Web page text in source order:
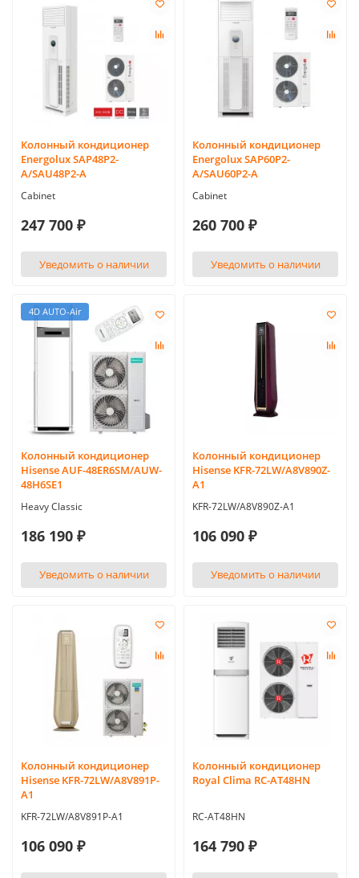
Колонный кондиционер
Energolux SAP48P2-
A/SAU48P2-A
Cabinet
247 700 ₽
Уведомить о наличии
Колонный кондиционер
Energolux SAP60P2-
A/SAU60P2-A
Cabinet
260 700 ₽
Уведомить о наличии
4D AUTO-Air
Колонный кондиционер
Hisense AUF-48ER6SM/AUW-
48H6SE1
Heavy Classic
186 190 ₽
Уведомить о наличии
Колонный кондиционер
Hisense KFR-72LW/A8V890Z-
A1
KFR-72LW/A8V890Z-A1
106 090 ₽
Уведомить о наличии
Колонный кондиционер
Hisense KFR-72LW/A8V891P-
A1
KFR-72LW/A8V891P-A1
106 090 ₽
Колонный кондиционер
Royal Clima RC-AT48HN
RC-AT48HN
164 790 ₽